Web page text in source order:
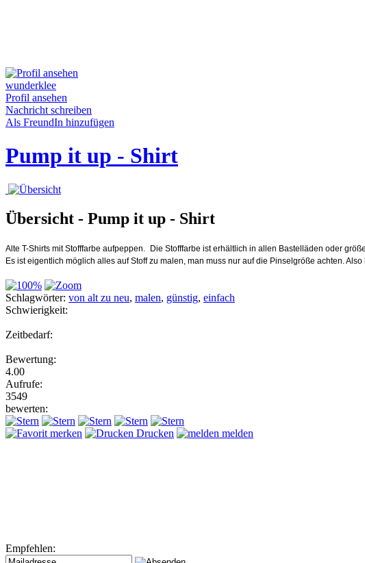
wunderklee
Profil ansehen
Nachricht schreiben
Als FreundIn hinzufügen
Pump it up - Shirt
Übersicht - Pump it up - Shirt
Alte T-Shirts mit Stofffarbe aufpeppen.
Die Stofffarbe ist erhältlich in allen Bastelläden oder
Es ist eigentlich möglich alles auf Stoff zu malen, man muss nur auf die Pinselgröße achten.
Schlagwörter: von alt zu neu, malen, günstig, einfach
Schwierigkeit:
Zeitbedarf:
Bewertung:
4.00
Aufrufe:
3549
bewerten:
merken Drucken melden
Empfehlen: